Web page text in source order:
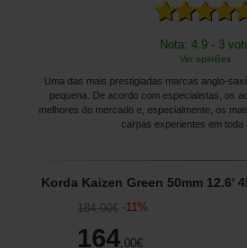
Nota: 4.9 - 3
Ver opiniões
Uma das mais prestigiadas marcas anglo-
pequena. De acordo com especialistas, os
melhores do mercado e, especialmente, os
carpas experientes em toda
Korda Kaizen Green 50mm 12.6'
184,00€ -11%
164,00€